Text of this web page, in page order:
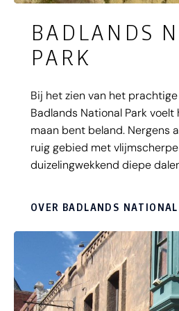
BADLANDS
PARK
Bij het zien van het
Badlands National Park
maan bent beland. Nergens
ruig gebied met
duizelingwekkend diepe
van dinosaurussen! De
noemden het ‘mako sica’
het je niet tegenhouden een
aan dit natuurpark. Je komt
Badlands een van de
OVER BADLANDS